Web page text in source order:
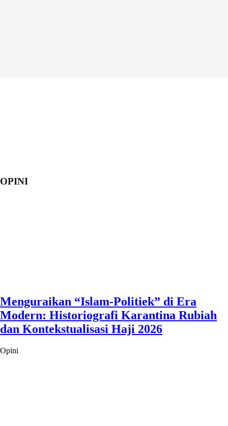
OPINI
Menguraikan “Islam-Politiek” di Era
Modern: Historiografi Karantina Rubiah
dan Kontekstualisasi Haji 2026
Opini